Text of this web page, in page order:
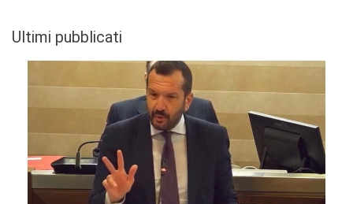
Ultimi pubblicati